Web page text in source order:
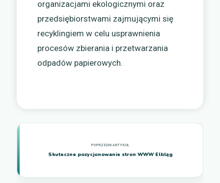
organizacjami ekologicznymi oraz
przedsiębiorstwami zajmującymi się
recyklingiem w celu usprawnienia
procesów zbierania i przetwarzania
odpadów papierowych.
Skuteczne pozycjonowanie stron WWW Elbląg